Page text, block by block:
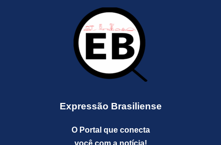
Expressão Brasiliense
O Portal que conecta
você com a notícia!